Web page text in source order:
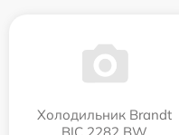
Холодильник Brandt